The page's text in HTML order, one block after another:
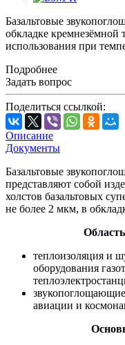
Базальтовые
обкладке кремнезёмной
использования при
Подробнее
Задать вопрос
Поделиться ссылкой:
Описание
Документы
Базальтовые
представляют собой
холстов базальтовых
не более 2 мкм, в
теплоизоляция и
оборудования
авиации и